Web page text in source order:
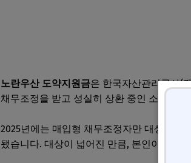
노란우산 도약지원금은 한국자산관리공사(
채무조정을 받고 성실히 상환 중인 소상공
2025년에는 매입형 채무조정자만 대상이었
됐습니다. 대상이 넓어진 만큼, 본인이 해당